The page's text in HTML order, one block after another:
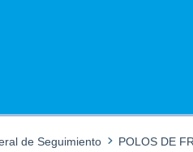
de Seguimiento POLOS DE